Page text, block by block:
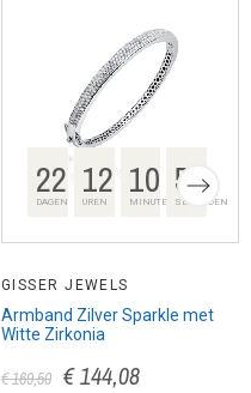
22
DAGEN 12
UREN 10
MINUTEN 56
SECONDEN
GISSER JEWELS
Armband Zilver Sparkle met
Witte Zirkonia
€ 169,50 € 144,08